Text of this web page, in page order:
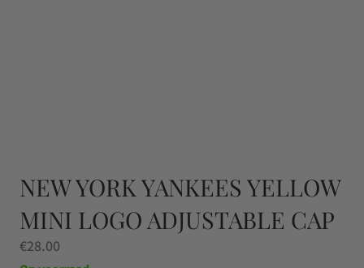
NEW YORK YANKEES YELLOW
MINI LOGO ADJUSTABLE CAP
€28.00